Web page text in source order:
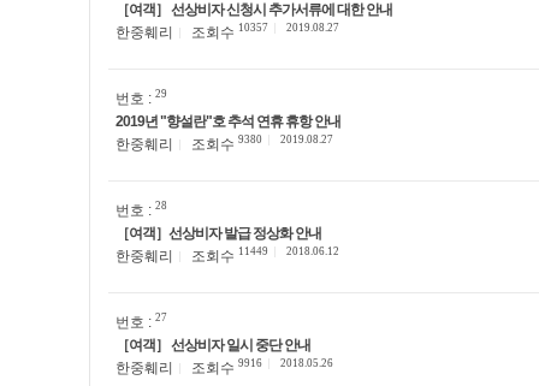
［여객］ 선상비자 신청시 추가서류에 대한 안내
한중훼리
조회수 10357 2019.08.27
번호 : 29
2019년 "향설란"호 추석 연휴 휴항 안내
한중훼리
조회수 9380 2019.08.27
번호 : 28
［여객］선상비자 발급 정상화 안내
한중훼리
조회수 11449 2018.06.12
번호 : 27
［여객］ 선상비자 일시 중단 안내
한중훼리
조회수 9916 2018.05.26